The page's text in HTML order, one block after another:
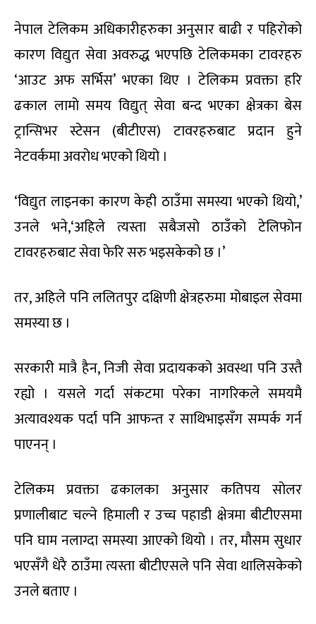
नेपाल टेलिकम अधिकारीहरुका अनुसार बाढी र पहिरोको
कारण विद्युत सेवा अवरुद्ध भएपछि टेलिकमका टावरहरु
‘आउट अफ सर्भिस’ भएका थिए । टेलिकम प्रवक्ता हरि
ढकाल लामो समय विद्युत् सेवा बन्द भएका क्षेत्रका बेस
ट्रान्सिभर स्टेसन (बीटीएस) टावरहरुबाट प्रदान हुने
नेटवर्कमा अवरोध भएको थियो ।
‘विद्युत लाइनका कारण केही ठाउँमा समस्या भएको थियो,’
उनले भने,‘अहिले त्यस्ता सबैजसो ठाउँको टेलिफोन
टावरहरुबाट सेवा फेरि सरु भइसकेको छ ।’
तर, अहिले पनि ललितपुर दक्षिणी क्षेत्रहरुमा मोबाइल सेवमा
समस्या छ ।
सरकारी मात्रै हैन, निजी सेवा प्रदायकको अवस्था पनि उस्तै
रह्यो । यसले गर्दा संकटमा परेका नागरिकले समयमै
अत्यावश्यक पर्दा पनि आफन्त र साथिभाइसँग सम्पर्क गर्न
पाएनन् ।
टेलिकम प्रवक्ता ढकालका अनुसार कतिपय सोलर
प्रणालीबाट चल्ने हिमाली र उच्च पहाडी क्षेत्रमा बीटीएसमा
पनि घाम नलाग्दा समस्या आएको थियो । तर, मौसम सुधार
भएसँगै धेरै ठाउँमा त्यस्ता बीटीएसले पनि सेवा थालिसकेको
उनले बताए ।